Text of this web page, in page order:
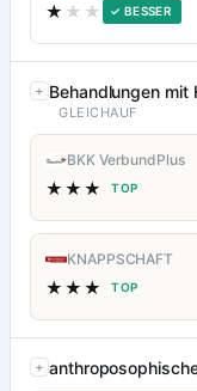
★ ★★ ✓ BESSER
Behandlungen mit
GLEICHAUF
BKK VerbundPlus
★★★ TOP
KNAPPSCHAFT
★★★ TOP